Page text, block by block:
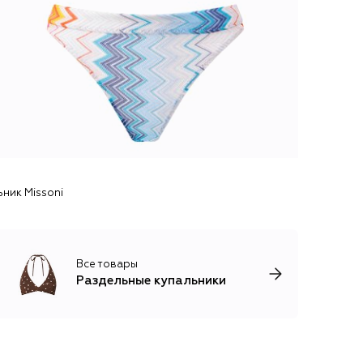
Missoni
Все товары
Раздельные купальники